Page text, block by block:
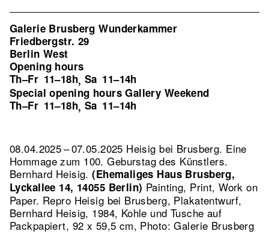
Galerie Brusberg Wunderkammer
Friedbergstr. 29
Berlin West
Opening hours
Th–Fr 11–18h, Sa 11–14h
Special opening hours Gallery Weekend
Th–Fr 11–18h, Sa 11–14h
08.04.2025 – 07.05.2025 Heisig bei Brusberg. Eine
Hommage zum 100. Geburstag des Künstlers.
Bernhard Heisig.(Ehemaliges Haus Brusberg,
Lyckallee 14, 14055 Berlin) Painting, Print, Work on
Paper. Repro Heisig bei Brusberg, Plakatentwurf,
Bernhard Heisig, 1984, Kohle und Tusche auf
Packpapiert, 92 x 59,5 cm, Photo: Galerie Brusberg